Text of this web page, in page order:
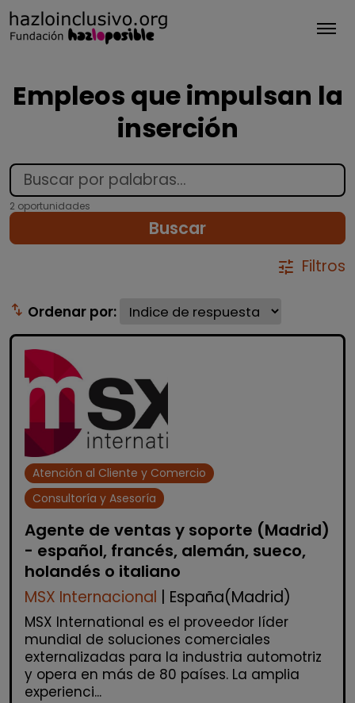
Empleos que impulsan la
inserción
2 oportunidades
Buscar
tune Filtros
swap_vert Ordenar por:
Atención al Cliente y Comercio
Consultoría y Asesoría
Agente de ventas y soporte (Madrid)
- español, francés, alemán, sueco,
holandés o italiano
MSX Internacional | España(Madrid)
MSX International es el proveedor líder
mundial de soluciones comerciales
externalizadas para la industria automotriz
y opera en más de 80 países. La amplia
experienci...